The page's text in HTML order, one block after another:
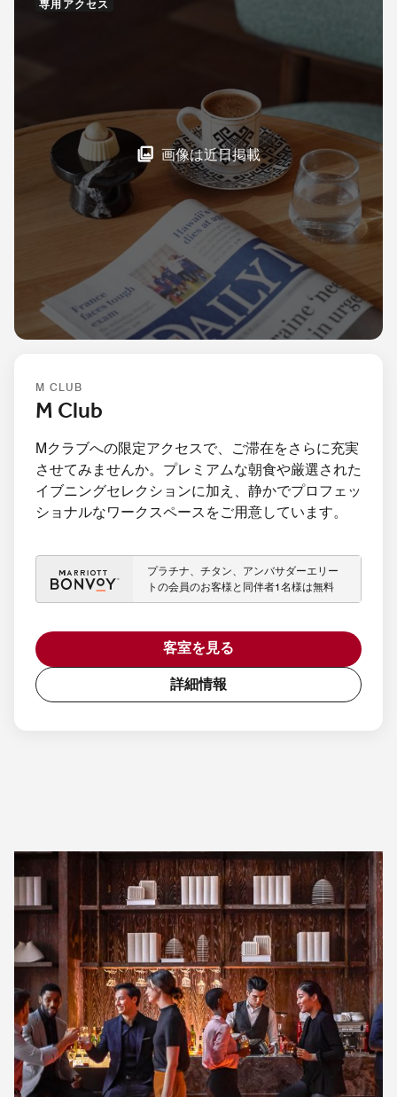
専用アクセス
画像は近日掲載
M CLUB
M Club
Mクラブへの限定アクセスで、ご滞在をさらに充実
させてみませんか。プレミアムな朝食や厳選された
イブニングセレクションに加え、静かでプロフェッ
ショナルなワークスペースをご用意しています。
プラチナ、チタン、アンバサダーエリー
トの会員のお客様と同伴者1名様は無料
客室を見る
詳細情報